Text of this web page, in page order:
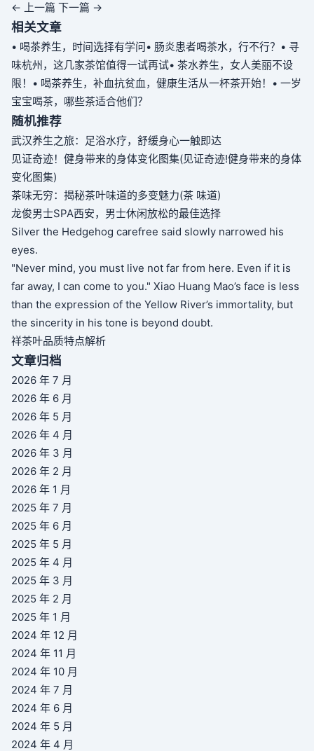
← 上一篇 下一篇 →
相关文章
• 喝茶养生，时间选择有学问• 肠炎患者喝茶水，行不行？ • 寻
味杭州，这几家茶馆值得一试再试• 茶水养生，女人美丽不设
限！
• 喝茶养生，补血抗贫血，健康生活从一杯茶开始！
• 一岁
宝宝喝茶，哪些茶适合他们？
随机推荐
武汉养生之旅：足浴水疗，舒缓身心一触即达
见证奇迹！健身带来的身体变化图集(见证奇迹!健身带来的身体
变化图集)
茶味无穷：揭秘茶叶味道的多变魅力(茶 味道)
龙俊男士SPA西安，男士休闲放松的最佳选择
Silver the Hedgehog carefree said slowly narrowed his
eyes.
"Never mind, you must live not far from here. Even if it is
far away, I can come to you." Xiao Huang Mao’s face is less
than the expression of the Yellow River’s immortality, but
the sincerity in his tone is beyond doubt.
祥茶叶品质特点解析
文章归档
2026 年 7 月
2026 年 6 月
2026 年 5 月
2026 年 4 月
2026 年 3 月
2026 年 2 月
2026 年 1 月
2025 年 7 月
2025 年 6 月
2025 年 5 月
2025 年 4 月
2025 年 3 月
2025 年 2 月
2025 年 1 月
2024 年 12 月
2024 年 11 月
2024 年 10 月
2024 年 7 月
2024 年 6 月
2024 年 5 月
2024 年 4 月